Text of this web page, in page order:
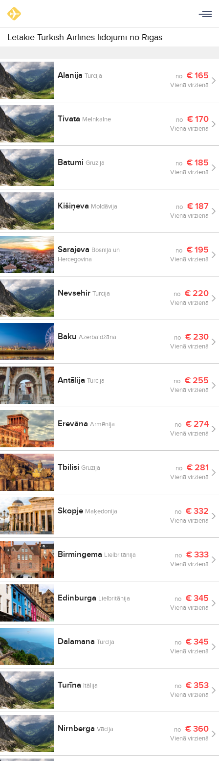
Lētākie Turkish Airlines lidojumi no Rīgas
AlanijaTurcija no €165
Vienā virzienā
Tivata Melnkalne no €170
Vienā virzienā
BatumiGruzija no €185
Vienā virzienā
Kišiņeva Moldāvija no €187
Vienā virzienā
Sarajeva Bosnija un
Hercegovina
no €195
Vienā virzienā
NevsehirTurcija no € 220
Vienā virzienā
BakuAzerbaidžāna no € 230
Vienā virzienā
AntālijaTurcija no € 255
Vienā virzienā
ErevānaArmēnija no € 274
Vienā virzienā
TbilisiGruzija no € 281
Vienā virzienā
Skopje Maķedonija no €332
Vienā virzienā
Birmingema Lielbritānija no €333
Vienā virzienā
Edinburga Lielbritānija no €345
Vienā virzienā
DalamanaTurcija no €345
Vienā virzienā
Turīna Itālija no €353
Vienā virzienā
NirnbergaVācija no €360
Vienā virzienā